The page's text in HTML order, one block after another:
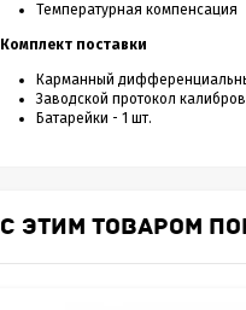
Температурная компенсация
Комплект поставки
Карманный
Заводской протокол
Батарейки - 1 шт.
С ЭТИМ ТОВАРОМ